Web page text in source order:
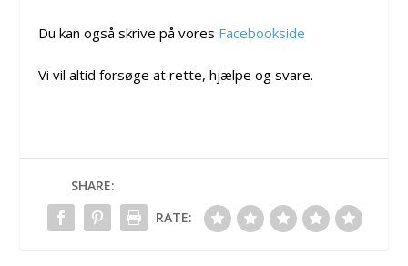
Du kan også skrive på vores Facebookside
Vi vil altid forsøge at rette, hjælpe og svare.
SHARE:
RATE: